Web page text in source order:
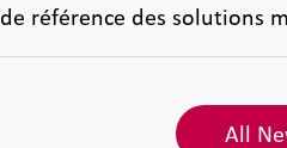
de référence des solutions
All